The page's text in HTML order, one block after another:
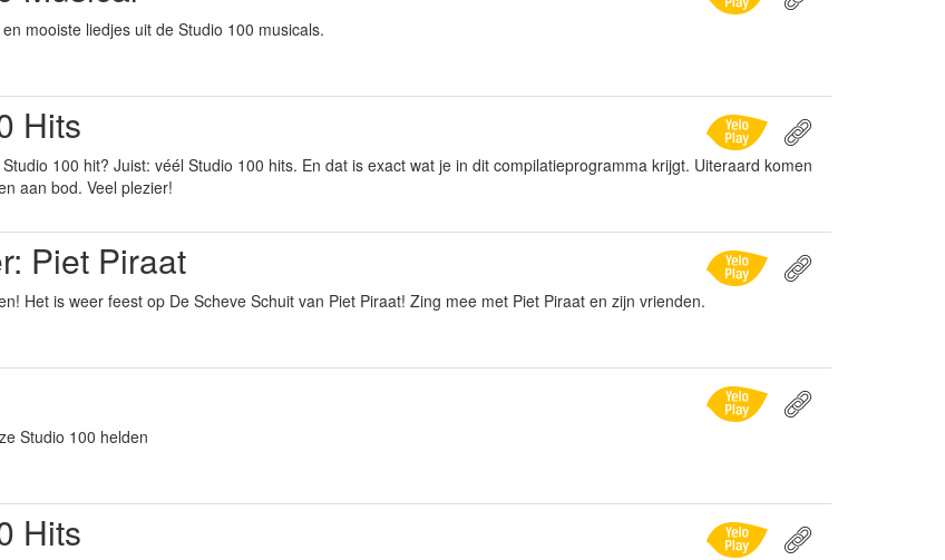
mooiste liedjes uit de Studio 100 musicals.
Hits
100 hit? Juist: véél Studio 100 hits. En dat is exact wat je in dit compilatieprogramma krijgt. Uiteraard komen
aan bod. Veel plezier!
Piet Piraat
Het is weer feest op De Scheve Schuit van Piet Piraat! Zing mee met Piet Piraat en zijn vrienden.
Studio 100 helden
Hits